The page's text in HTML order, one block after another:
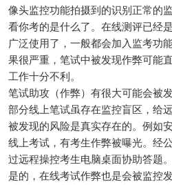
像头监控功能拍摄到的识别正常的监
看你考的是什么了。在线测评已经
广泛使用了，一般都会加入监考功
果很严重，笔试中被发现作弊可能
工作十分不利。
笔试助攻（作弊）有很大可能会被
部分线上笔试虽存在监控盲区，给
被发现的风险是真实存在的。例如
线上考试，有考生作弊被曝光。经
过远程操控考生电脑桌面协助答题。
是的，在线考试作弊也是会被监控